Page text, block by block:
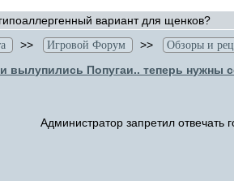
вариант для щенков?
>> Игровой Форум >> Обзоры и
вылупились Попугаи.. теперь нужны
Администратор запретил